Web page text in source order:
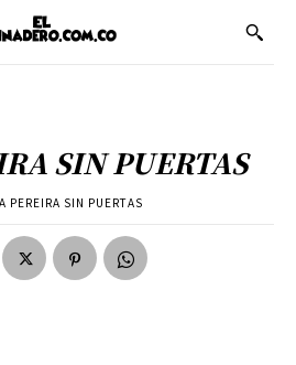
SIN PUERTAS
PEREIRA SIN PUERTAS